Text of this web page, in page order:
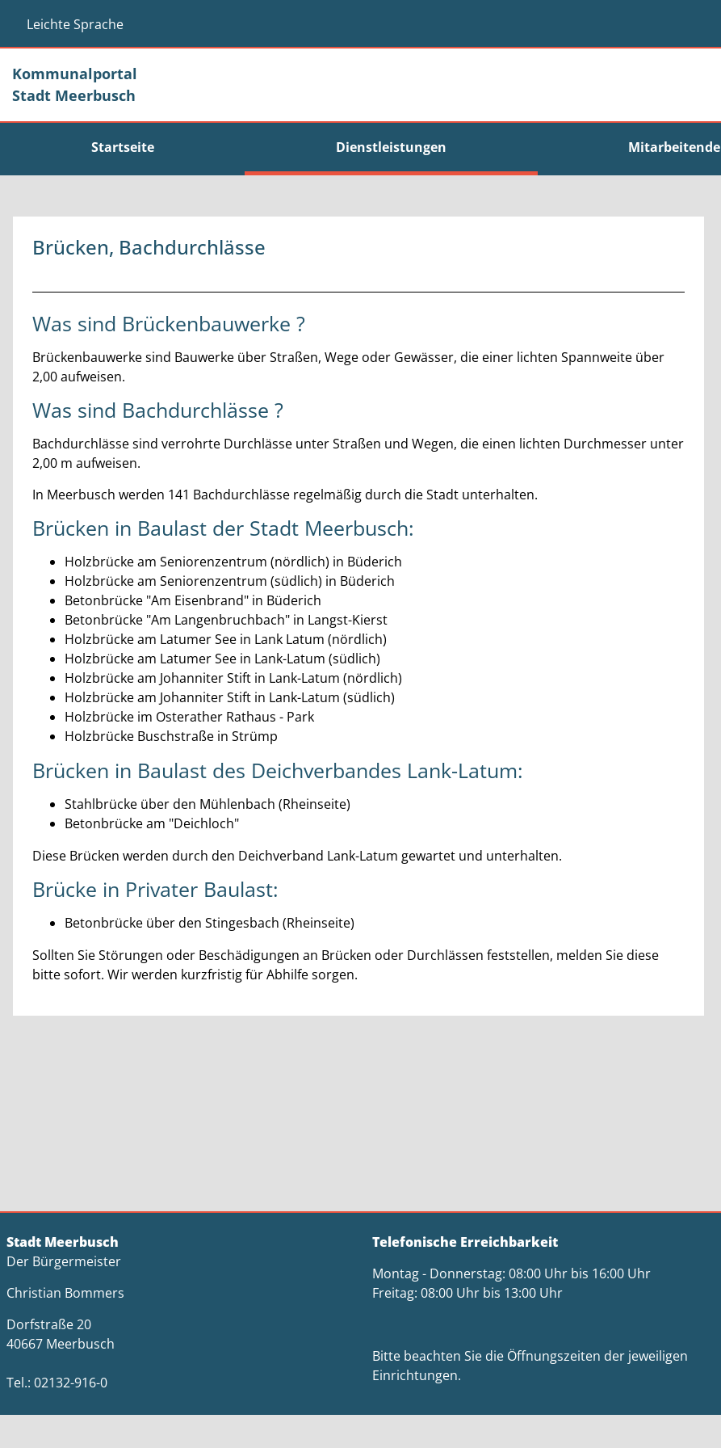
Zum Hauptinhalt springen
Leichte Sprache
Kommunalportal
Stadt Meerbusch
Startseite Dienstleistungen Mitarbeitende
Brücken, Bachdurchlässe
Beschreibung
Was sind Brückenbauwerke ?
Brückenbauwerke sind Bauwerke über Straßen, Wege oder Gewässer, die einer lichten Spannweite über
2,00 aufweisen.
Was sind Bachdurchlässe ?
Bachdurchlässe sind verrohrte Durchlässe unter Straßen und Wegen, die einen lichten Durchmesser unter
2,00 m aufweisen.
In Meerbusch werden 141 Bachdurchlässe regelmäßig durch die Stadt unterhalten.
Brücken in Baulast der Stadt Meerbusch:
Holzbrücke am Seniorenzentrum (nördlich) in Büderich
Holzbrücke am Seniorenzentrum (südlich) in Büderich
Betonbrücke "Am Eisenbrand" in Büderich
Betonbrücke "Am Langenbruchbach" in Langst-Kierst
Holzbrücke am Latumer See in Lank Latum (nördlich)
Holzbrücke am Latumer See in Lank-Latum (südlich)
Holzbrücke am Johanniter Stift in Lank-Latum (nördlich)
Holzbrücke am Johanniter Stift in Lank-Latum (südlich)
Holzbrücke im Osterather Rathaus - Park
Holzbrücke Buschstraße in Strümp
Brücken in Baulast des Deichverbandes Lank-Latum:
Stahlbrücke über den Mühlenbach (Rheinseite)
Betonbrücke am "Deichloch"
Diese Brücken werden durch den Deichverband Lank-Latum gewartet und unterhalten.
Brücke in Privater Baulast:
Betonbrücke über den Stingesbach (Rheinseite)
Sollten Sie Störungen oder Beschädigungen an Brücken oder Durchlässen feststellen, melden Sie diese
bitte sofort. Wir werden kurzfristig für Abhilfe sorgen.
Stadt Meerbusch
Der Bürgermeister
Christian Bommers
Dorfstraße 20
40667 Meerbusch
Tel.: 02132-916-0
Telefonische Erreichbarkeit
Montag - Donnerstag: 08:00 Uhr bis 16:00 Uhr
Freitag: 08:00 Uhr bis 13:00 Uhr
Bitte beachten Sie die Öffnungszeiten der jeweiligen
Einrichtungen.